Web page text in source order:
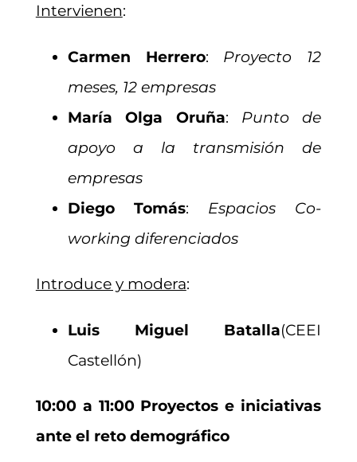
Intervienen:
Carmen Herrero: Proyecto 12
meses, 12 empresas
María Olga Oruña: Punto de
apoyo a la transmisión de
empresas
Diego Tomás: Espacios Co-
working diferenciados
Introduce y modera:
Luis Miguel Batalla(CEEI
Castellón)
10:00 a 11:00 Proyectos e iniciativas
ante el reto demográfico